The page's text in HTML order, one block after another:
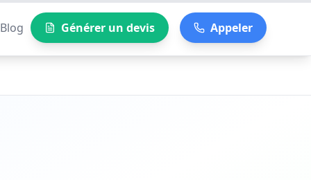
Blog Générer un devis Appeler